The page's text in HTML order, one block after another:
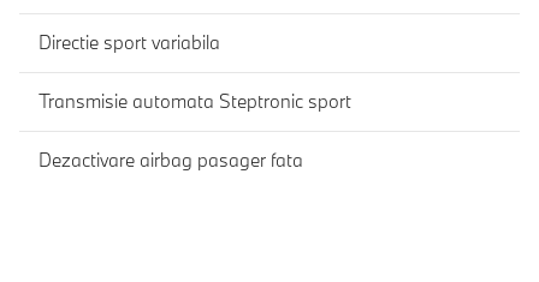
Directie sport variabila
Transmisie automata Steptronic sport
Dezactivare airbag pasager fata